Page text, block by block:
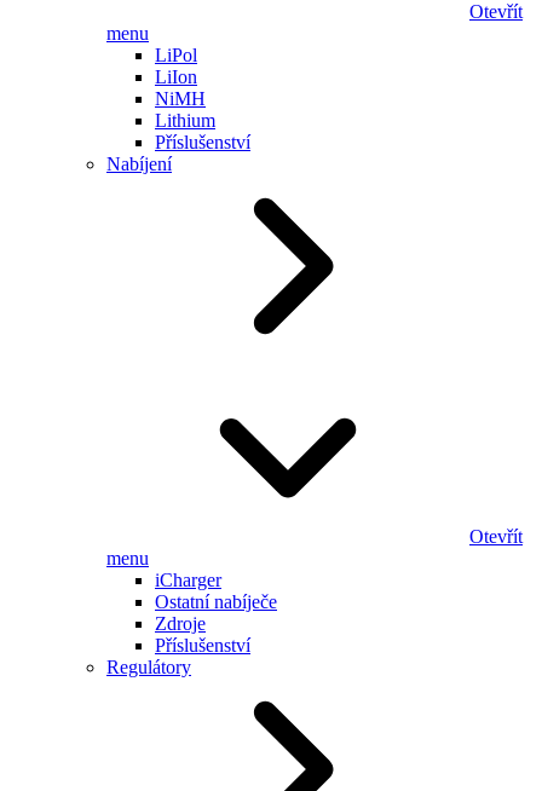
Otevřít
menu
LiPol
LiIon
NiMH
Lithium
Příslušenství
Nabíjení
Otevřít
menu
iCharger
Ostatní nabíječe
Zdroje
Příslušenství
Regulátory